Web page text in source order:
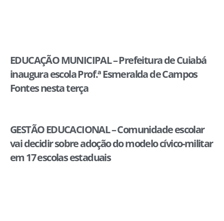
EDUCAÇÃO MUNICIPAL – Prefeitura de Cuiabá
inaugura escola Prof.ª Esmeralda de Campos
Fontes nesta terça
GESTÃO EDUCACIONAL – Comunidade escolar
vai decidir sobre adoção do modelo cívico-militar
em 17 escolas estaduais